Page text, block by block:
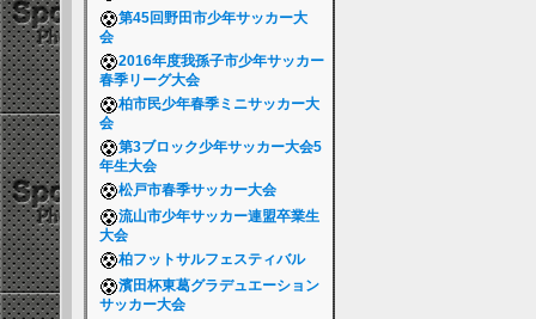
第45回野田市少年サッカー大
会
2016年度我孫子市少年サッカー
春季リーグ大会
柏市民少年春季ミニサッカー大
会
第3ブロック少年サッカー大会5
年生大会
松戸市春季サッカー大会
流山市少年サッカー連盟卒業生
大会
柏フットサルフェスティバル
濱田杯東葛グラデュエーション
サッカー大会